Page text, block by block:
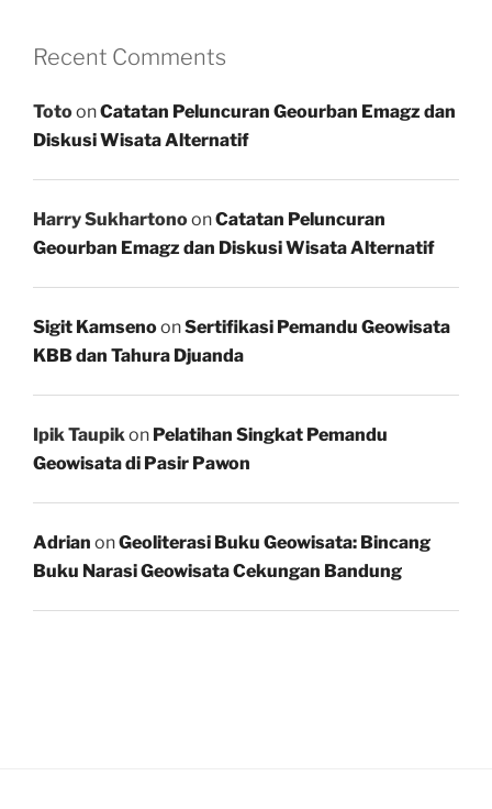
Recent Comments
TotoonCatatan Peluncuran Geourban Emagz dan
Diskusi Wisata Alternatif
Harry SukhartonoonCatatan Peluncuran
Geourban Emagz dan Diskusi Wisata Alternatif
Sigit KamsenoonSertifikasi Pemandu Geowisata
KBB dan Tahura Djuanda
Ipik Taupik on Pelatihan Singkat Pemandu
Geowisata di Pasir Pawon
Adrian onGeoliterasi Buku Geowisata: Bincang
Buku Narasi Geowisata Cekungan Bandung